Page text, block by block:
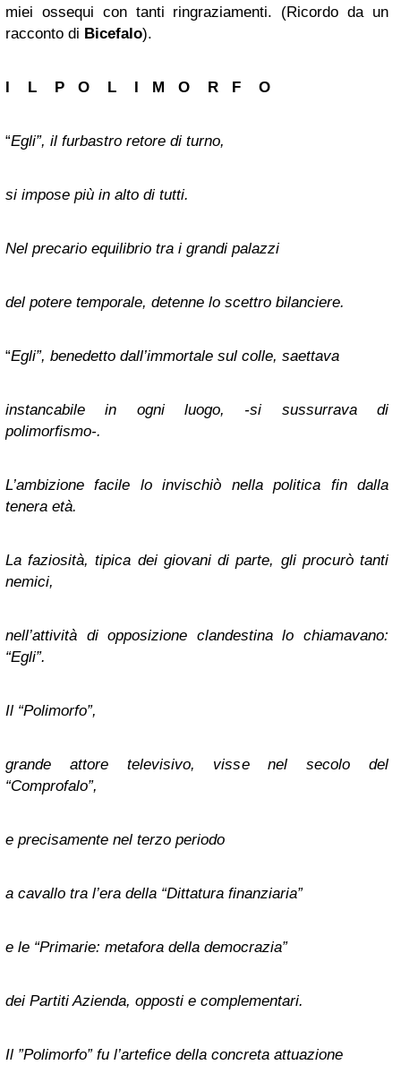
miei ossequi con tanti ringraziamenti. (Ricordo da un
racconto di Bicefalo).
I L P O L I M O R F O
“Egli”, il furbastro retore di turno,
si impose più in alto di tutti.
Nel precario equilibrio tra i grandi palazzi
del potere temporale, detenne lo scettro bilanciere.
“Egli”, benedetto dall’immortale sul colle, saettava
instancabile in ogni luogo, -si sussurrava di
polimorfismo-.
L’ambizione facile lo invischiò nella politica fin dalla
tenera età.
La faziosità, tipica dei giovani di parte, gli procurò tanti
nemici,
nell’attività di opposizione clandestina lo chiamavano:
“Egli”.
Il “Polimorfo”,
grande attore televisivo, visse nel secolo del
“Comprofalo”,
e precisamente nel terzo periodo
a cavallo tra l’era della “Dittatura finanziaria”
e le “Primarie: metafora della democrazia”
dei Partiti Azienda, opposti e complementari.
Il ”Polimorfo” fu l’artefice della concreta attuazione